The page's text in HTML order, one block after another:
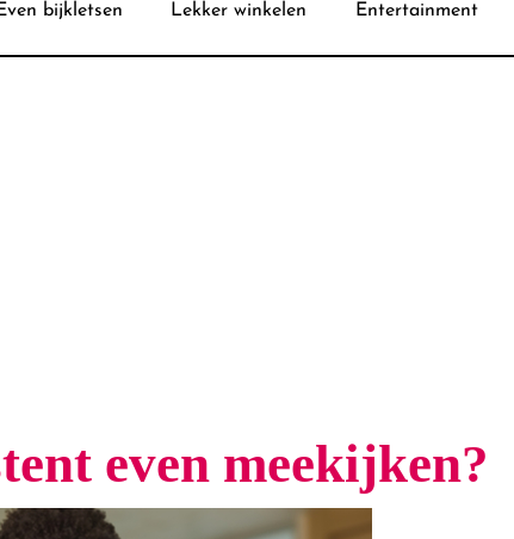
bijkletsen Lekker winkelen Entertainment
even meekijken?